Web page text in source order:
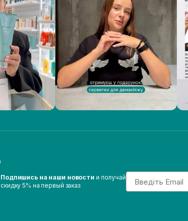
Подпишись на наши новости и получай
скидку 5% на первый заказ
Email